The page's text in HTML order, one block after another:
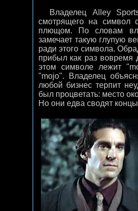
Владелец Alley
смотрящего на символ
плющом. По словам
замечает такую глупую
ради этого символа.
прибыл как раз вовремя
этом символе лежит
"mojo". Владелец
любой бизнес терпит
был процветать: место
Но они едва сводят